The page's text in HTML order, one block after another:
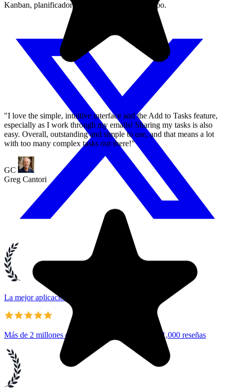
Kanban, planificador y uso compartido en equipo.
La mejor aplicación de Google Tasks
Más de 2 millones de usuarios • 4.8/5 de más de 1,000 reseñas